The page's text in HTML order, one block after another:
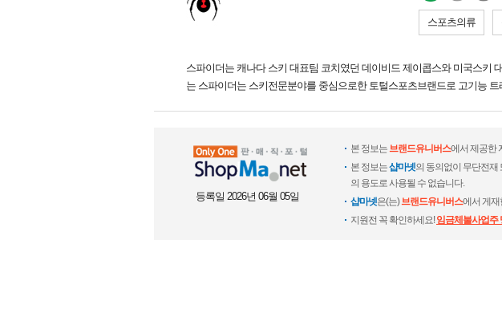
스포츠의류
스파이더는 캐나다 스키 대표팀 코치였던 데이비드 제이콥스와 미국스키
는 스파이더는 스키전문분야를 중심으로한 토털스포츠브랜드로 고기능
등록일 2026년 06월 05일
본 정보는브랜드유니버스에서 제공한
본 정보는샵마넷의 동의없이 무단전재
의 용도로 사용될 수 없습니다.
샵마넷은(는)브랜드유니버스에서 게재
지원전 꼭 확인하세요!임금체불사업